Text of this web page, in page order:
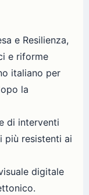
e Resilienza,
e riforme
italiano per
la
di interventi
più resistenti ai
digitale